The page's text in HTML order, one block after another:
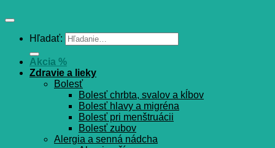
Hľadať:
Akcia %
Zdravie a lieky
Bolesť
Bolesť chrbta, svalov a kĺbov
Bolesť hlavy a migréna
Bolesť pri menštruácii
Bolesť zubov
Alergia a senná nádcha